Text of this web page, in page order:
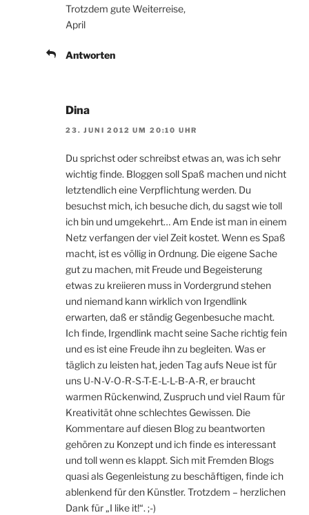
Trotzdem gute Weiterreise,
April
Antworten
Dina
23. JUNI 2012 UM 20:10 UHR
Du sprichst oder schreibst etwas an, was ich sehr
wichtig finde. Bloggen soll Spaß machen und nicht
letztendlich eine Verpflichtung werden. Du
besuchst mich, ich besuche dich, du sagst wie toll
ich bin und umgekehrt… Am Ende ist man in einem
Netz verfangen der viel Zeit kostet. Wenn es Spaß
macht, ist es völlig in Ordnung. Die eigene Sache
gut zu machen, mit Freude und Begeisterung
etwas zu kreiieren muss in Vordergrund stehen
und niemand kann wirklich von Irgendlink
erwarten, daß er ständig Gegenbesuche macht.
Ich finde, Irgendlink macht seine Sache richtig fein
und es ist eine Freude ihn zu begleiten. Was er
täglich zu leisten hat, jeden Tag aufs Neue ist für
uns U-N-V-O-R-S-T-E-L-L-B-A-R, er braucht
warmen Rückenwind, Zuspruch und viel Raum für
Kreativität ohne schlechtes Gewissen. Die
Kommentare auf diesen Blog zu beantworten
gehören zu Konzept und ich finde es interessant
und toll wenn es klappt. Sich mit Fremden Blogs
quasi als Gegenleistung zu beschäftigen, finde ich
ablenkend für den Künstler. Trotzdem – herzlichen
Dank für „I like it!“. ;-)